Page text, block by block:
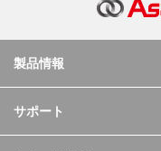
製品情報
サポート